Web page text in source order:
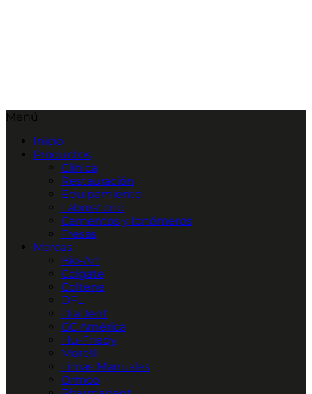
Menú
Inicio
Productos
Clínica
Restauración
Equipamiento
Laboratorio
Cementos y Ionómeros
Fresas
Marcas
Bio-Art
Colgate
Coltene
DFL
DiaDent
GC América
Hu-Friedy
Morelli
Limas Manuales
Ormco